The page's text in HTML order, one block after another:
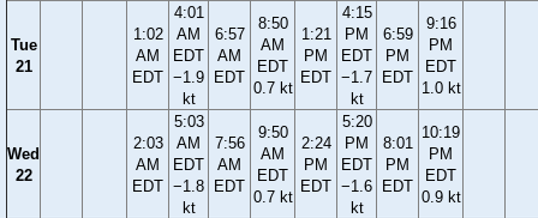
Tue
21
1:02
AM
EDT
4:01
AM
EDT
−1.9
kt
6:57
AM
EDT
8:50
AM
EDT
0.7 kt
1:21
PM
EDT
4:15
PM
EDT
−1.7
kt
6:59
PM
EDT
9:16
PM
EDT
1.0 kt
Wed
22
2:03
AM
EDT
5:03
AM
EDT
−1.8
kt
7:56
AM
EDT
9:50
AM
EDT
0.7 kt
2:24
PM
EDT
5:20
PM
EDT
−1.6
kt
8:01
PM
EDT
10:19
PM
EDT
0.9 kt